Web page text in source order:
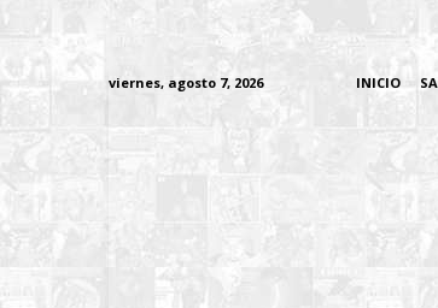
viernes, agosto 7, 2026 INICIO